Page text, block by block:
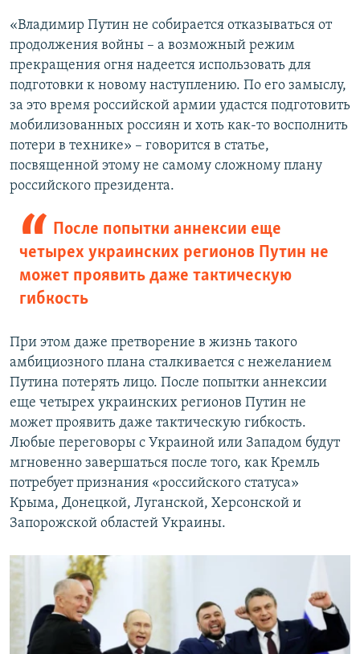
«Владимир Путин не собирается отказываться от
продолжения войны – а возможный режим
прекращения огня надеется использовать для
подготовки к новому наступлению. По его замыслу,
за это время российской армии удастся подготовить
мобилизованных россиян и хоть как-то восполнить
потери в технике» – говорится в статье,
посвященной этому не самому сложному плану
российского президента.
После попытки аннексии еще
четырех украинских регионов Путин не
может проявить даже тактическую
гибкость
При этом даже претворение в жизнь такого
амбициозного плана сталкивается с нежеланием
Путина потерять лицо. После попытки аннексии
еще четырех украинских регионов Путин не
может проявить даже тактическую гибкость.
Любые переговоры с Украиной или Западом будут
мгновенно завершаться после того, как Кремль
потребует признания «российского статуса»
Крыма, Донецкой, Луганской, Херсонской и
Запорожской областей Украины.